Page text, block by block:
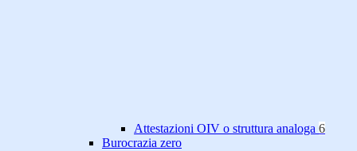
Attestazioni OIV o struttura analoga 6
Burocrazia zero